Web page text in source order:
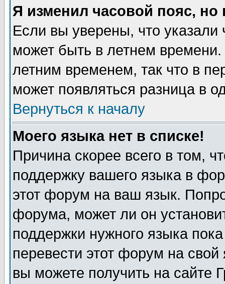
Я изменил часовой пояс,
Если вы уверены, что указали
может быть в летнем
летним временем, так что в
может появляться разница в
Вернуться к началу
Моего языка нет в списке!
Причина скорее всего в том,
поддержку вашего языка в
этот форум на ваш язык.
форума, может ли он
поддержки нужного языка
перевести этот форум на
вы можете получить на сайте